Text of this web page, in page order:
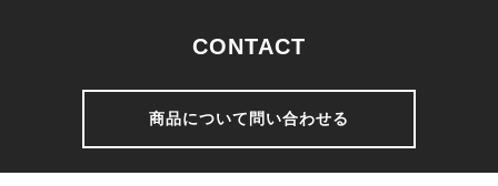
CONTACT
商品について問い合わせる